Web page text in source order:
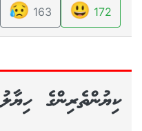
172
😃
163
😥
ކިޔުންތެރިންގެ ހިޔާލު